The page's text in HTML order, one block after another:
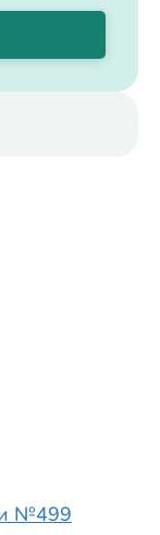
№499